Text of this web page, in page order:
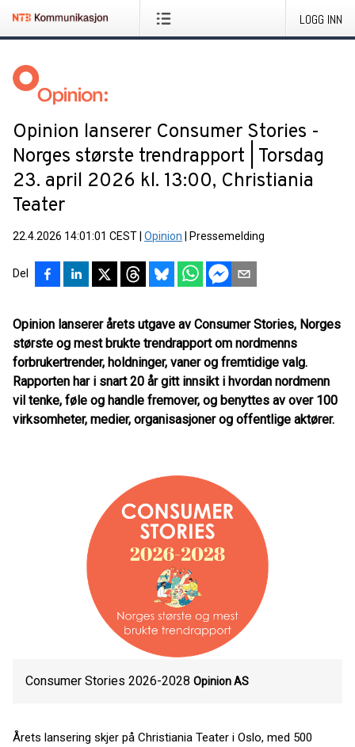
LOGG INN
Opinion lanserer Consumer Stories -
Norges største trendrapport | Torsdag
23. april 2026 kl. 13:00, Christiania
Teater
22.4.2026 14:01:01 CEST Opinion Pressemelding
Del
Opinion lanserer årets utgave av Consumer Stories, Norges
største og mest brukte trendrapport om nordmenns
forbrukertrender, holdninger, vaner og fremtidige valg.
Rapporten har i snart 20 år gitt innsikt i hvordan nordmenn
vil tenke, føle og handle fremover, og benyttes av over 100
virksomheter, medier, organisasjoner og offentlige aktører.
Consumer Stories 2026-2028 Opinion AS
Årets lansering skjer på Christiania Teater i Oslo, med 500